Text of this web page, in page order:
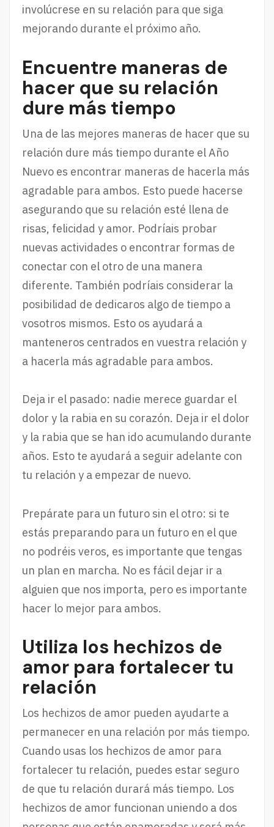
involúcrese en su relación para que siga
mejorando durante el próximo año.
Encuentre maneras de
hacer que su relación
dure más tiempo
Una de las mejores maneras de hacer que su
relación dure más tiempo durante el Año
Nuevo es encontrar maneras de hacerla más
agradable para ambos. Esto puede hacerse
asegurando que su relación esté llena de
risas, felicidad y amor. Podríais probar
nuevas actividades o encontrar formas de
conectar con el otro de una manera
diferente. También podríais considerar la
posibilidad de dedicaros algo de tiempo a
vosotros mismos. Esto os ayudará a
manteneros centrados en vuestra relación y
a hacerla más agradable para ambos.
Deja ir el pasado: nadie merece guardar el
dolor y la rabia en su corazón. Deja ir el dolor
y la rabia que se han ido acumulando durante
años. Esto te ayudará a seguir adelante con
tu relación y a empezar de nuevo.
Prepárate para un futuro sin el otro: si te
estás preparando para un futuro en el que
no podréis veros, es importante que tengas
un plan en marcha. No es fácil dejar ir a
alguien que nos importa, pero es importante
hacer lo mejor para ambos.
Utiliza los hechizos de
amor para fortalecer tu
relación
Los hechizos de amor pueden ayudarte a
permanecer en una relación por más tiempo.
Cuando usas los hechizos de amor para
fortalecer tu relación, puedes estar seguro
de que tu relación durará más tiempo. Los
hechizos de amor funcionan uniendo a dos